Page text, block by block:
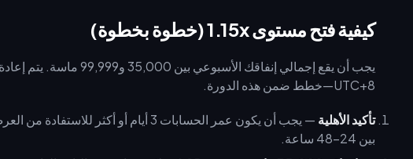
كيفية فتح مستوى 1.15x (خطوة بخطوة)
يجب أن يقع إجمالي إنفاقك
UTC+8—خطط ضمن هذه الدورة.
تأكيد الأهلية
— يجب أن يكون عمر الحسابات 3 أيام أو
بين 24–48 ساعة.